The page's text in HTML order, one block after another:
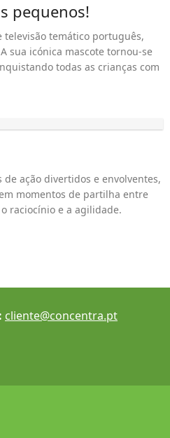
pequenos!
televisão temático português,
sua icónica mascote tornou-se
todas as crianças com
de ação divertidos e envolventes,
momentos de partilha entre
raciocínio e a agilidade.
cliente@concentra.pt